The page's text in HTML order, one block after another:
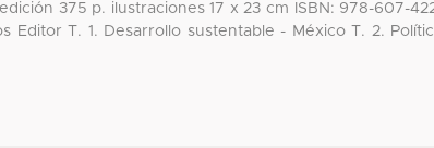
375 p. ilustraciones 17 x 23 cm ISBN: 978-607-
Editor T. 1. Desarrollo sustentable - México T. 2.